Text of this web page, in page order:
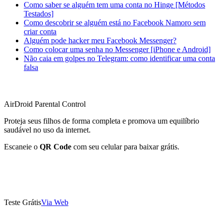
Como saber se alguém tem uma conta no Hinge [Métodos
Testados]
Como descobrir se alguém está no Facebook Namoro sem
criar conta
Alguém pode hacker meu Facebook Messenger?
Como colocar uma senha no Messenger [iPhone e Android]
Não caia em golpes no Telegram: como identificar uma conta
falsa
AirDroid Parental Control
Proteja seus filhos de forma completa e promova um equilíbrio
saudável no uso da internet.
Escaneie o QR Code com seu celular para baixar grátis.
Teste GrátisVia Web